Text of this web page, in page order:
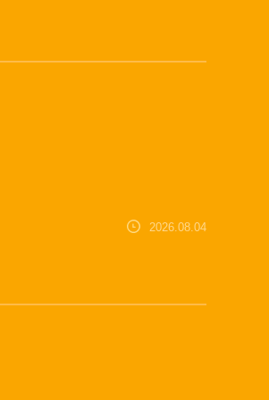
2026.08.04